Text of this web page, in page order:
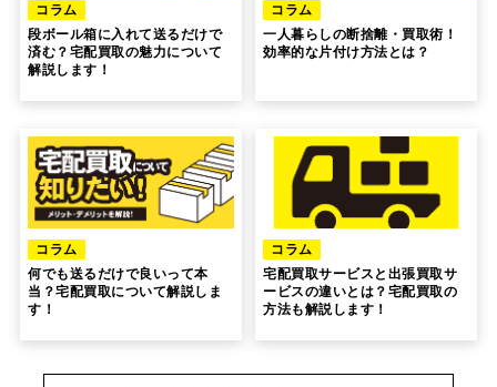
コラム
段ボール箱に入れて送るだけで
済む？宅配買取の魅力について
解説します！
コラム
一人暮らしの断捨離・買取術！
効率的な片付け方法とは？
コラム
何でも送るだけで良いって本
当？宅配買取について解説しま
す！
コラム
宅配買取サービスと出張買取サ
ービスの違いとは？宅配買取の
方法も解説します！